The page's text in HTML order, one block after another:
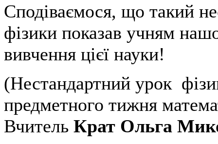
Сподіваємося, що такий
фізики показав учням
вивчення цієї науки!
(Нестандартний урок
предметного тижня
Вчитель Крат Ольга